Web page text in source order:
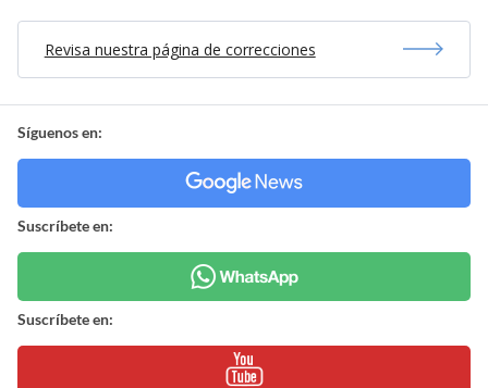
Revisa nuestra página de correcciones
Síguenos en:
Suscríbete en:
Suscríbete en: